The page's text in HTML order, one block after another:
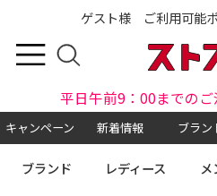
ゲスト様 ご利用可能ポ
平日午前9：00までの
キャンペーン 新着情報 ブラン
ブランド レディース メ